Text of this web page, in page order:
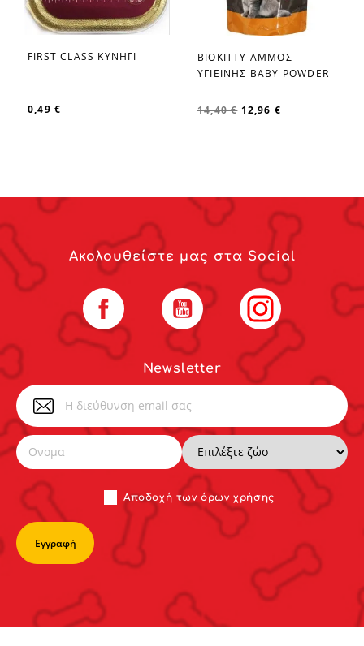
favorite_border
FIRST CLASS ΚΥΝΗΓΙ
0,49 €
favorite_border
BIOKITTY ΑΜΜΟΣ
ΥΓΙΕΙΝΗΣ BABY POWDER
14,40 € 12,96 €
Newsletter
Αποδoχή τωνόρων χρήσης
Ακολουθείστε μας στα Social
Facebook YouTube Instagram